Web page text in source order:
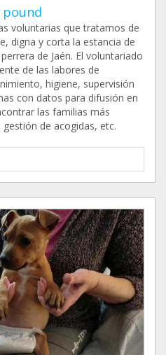
pound
voluntarias que tratamos de
digna y corta la estancia de
de Jaén. El voluntariado
de las labores de
higiene, supervisión
con datos para difusión en
las familias más
de acogidas, etc.